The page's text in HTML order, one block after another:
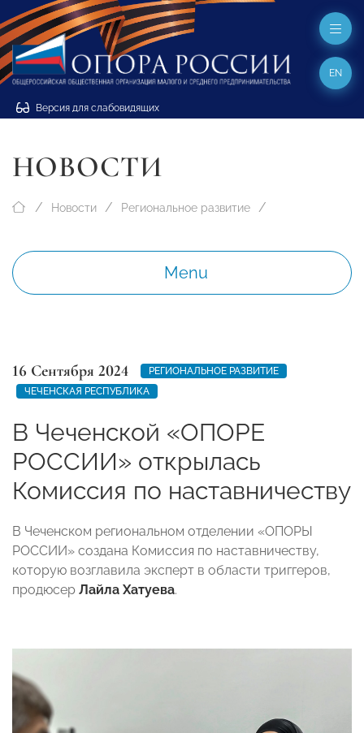
Версия для слабовидящих
EN
НОВОСТИ
Новости Региональное развитие
Menu
16 Сентября 2024
РЕГИОНАЛЬНОЕ РАЗВИТИЕ
ЧЕЧЕНСКАЯ РЕСПУБЛИКА
В Чеченской «ОПОРЕ
РОССИИ» открылась
Комиссия по наставничеству
В Чеченском региональном отделении «ОПОРЫ
РОССИИ» создана Комиссия по наставничеству,
которую возглавила эксперт в области триггеров,
продюсер Лайла Хатуева.